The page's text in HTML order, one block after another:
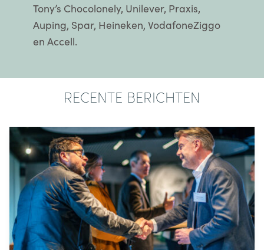
Tony’s Chocolonely, Unilever, Praxis,
Auping, Spar, Heineken, VodafoneZiggo
en Accell.
RECENTE BERICHTEN